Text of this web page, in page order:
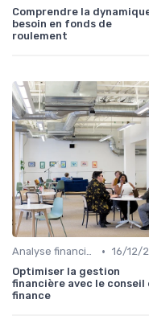
Comprendre la
besoin en fonds de
roulement
Analyse financière • 16/12/
Optimiser la gestion
financière avec le conseil
finance